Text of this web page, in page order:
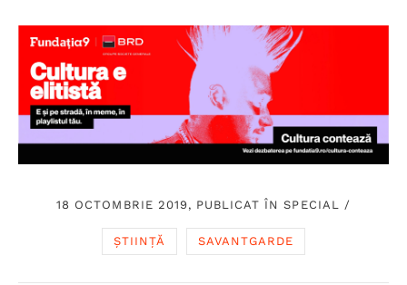
18 OCTOMBRIE 2019, PUBLICAT ÎNSPECIAL /
ȘTIINȚĂ SAVANTGARDE